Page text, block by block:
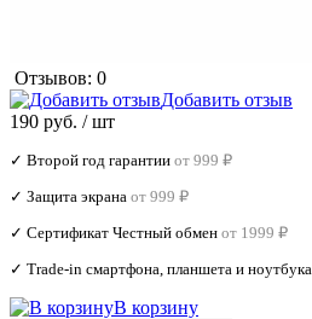
Отзывов: 0
Добавить отзыв
190 руб. / шт
✓ Второй год гарантии от 999 ₽
✓ Защита экрана от 999 ₽
✓ Сертификат Честный обмен от 1999 ₽
✓ Trade‑in смартфона, планшета и ноутбука
В корзину